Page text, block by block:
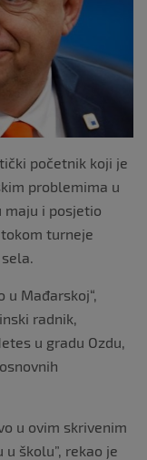
početnik koji je
problemima u
maju i posjetio
turneje
Mađarskoj“,
radnik,
u gradu Ozdu,
u ovim skrivenim
školu”, rekao je